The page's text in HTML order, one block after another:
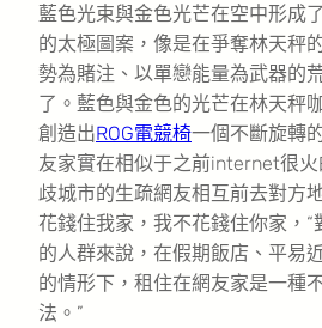
藍色光束與金色光芒在空中形成
的太極圖案，像是在爭奪林天秤
勢為賭注、以單戀能量為武器的
了。藍色與金色的光芒在林天秤
創造出ROG電競椅一個不斷旋轉
友家實在相似于之前internet很火
歧城市的生疏網友相互前去對方
花錢住我家，我不花錢住你家，“
的人群來說，在假期飯店、平易
的情形下，租住在網友家是一種
法。”